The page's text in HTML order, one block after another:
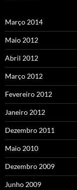
Março 2014
Maio 2012
Abril 2012
Março 2012
Fevereiro 2012
Janeiro 2012
Dezembro 2011
Maio 2010
Dezembro 2009
Junho 2009